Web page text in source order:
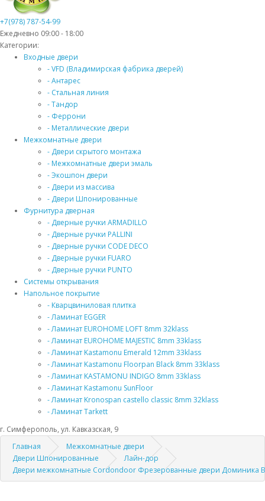
+7(978) 787-54-99
Ежедневно 09:00 - 18:00
Категории:
Входные двери
- VFD (Владимирская фабрика дверей)
- Антарес
- Стальная линия
- Тандор
- Феррони
- Металлические двери
Межкомнатные двери
- Двери скрытого монтажа
- Межкомнатные двери эмаль
- Экошпон двери
- Двери из массива
- Двери Шпонированные
Фурнитура дверная
- Дверные ручки ARMADILLO
- Дверные ручки PALLINI
- Дверные ручки CODE DECO
- Дверные ручки FUARO
- Дверные ручки PUNTO
Системы открывания
Напольное покрытие
- Кварцвиниловая плитка
- Ламинат EGGER
- Ламинат EUROHOME LOFT 8mm 32klass
- Ламинат EUROHOME MAJESTIC 8mm 33klass
- Ламинат Kastamonu Emerald 12mm 33klass
- Ламинат Kastamonu Floorpan Black 8mm 33klass
- Ламинат KASTAMONU INDIGO 8mm 33klass
- Ламинат Kastamonu SunFloor
- Ламинат Kronospan castello classic 8mm 32klass
- Ламинат Tarkett
г. Симферополь, ул. Кавказская, 9
Главная
Межкомнатные двери
Двери Шпонированные
Лайн-дор
Двери межкомнатные Cordondoor Фрезерованные двери Доминика